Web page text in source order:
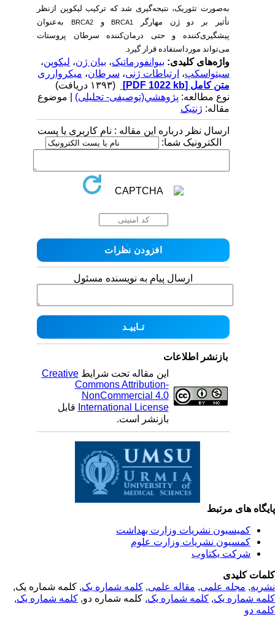
به‌صورت تثوریک، نتیجه‌گیری شد که ترکیب لیکوپن ازنظر
تأثیر بر دو ژن مهارگر
BRCA1و BRCA2به‌عنوان
پیشگیری‌کننده و حتی درمان‌کننده سرطان پروستات
می‌تواند مورداستفاده قرار گیرد.
واژه‌های کلیدی:بیوانفورماتیک،بیان ژن ،لیکوپن،
سیتواسکپ،ارتباطات ژنی،سرطان،میکروارری
متن کامل[PDF 1022 kb]
نوع مطالعه:پژوهشي(توصیفی- تحلیلی) | موضوع
مقاله:ژنتیک
ارسال نظر درباره این مقاله : نام کاربری یا پست
الکترونیک شما:
ارسال پیام به نویسنده مسئول
بازنشر اطلاعات
این مقاله تحت شرایطCreative
Commons Attribution-
NonCommercial 4.0
International Licenseقابل
بازنشر است.
های مرتبط
کمیسیون نشریات وزارت بهداشت
کمسیون نشریات وزارت علوم
شرکت یکتاوب
کلیدی
,مجله علمی, مقاله علمی, کلمه شماره یک, کلمه شماره یک,
شماره یک,کلمه شماره یک, کلمه شماره دو,کلمه شماره یک,
دو